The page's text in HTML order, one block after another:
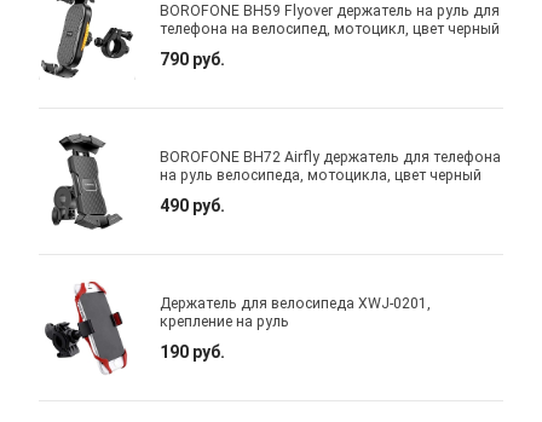
BOROFONE BH59 Flyover держатель на руль для
телефона на велосипед, мотоцикл, цвет черный
790 руб.
BOROFONE BH72 Airfly держатель для телефона
на руль велосипеда, мотоцикла, цвет черный
490 руб.
Держатель для велосипеда XWJ-0201,
крепление на руль
190 руб.